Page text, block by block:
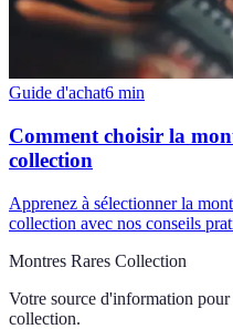
Guide d'achat6 min
Comment choisir la
collection
Apprenez à sélectionner la
collection avec nos conseils
Montres Rares Collection
Votre source d'information
collection.